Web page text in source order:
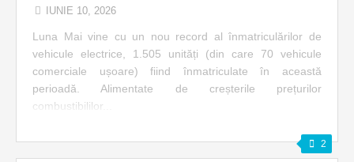
IUNIE 10, 2026
Luna Mai vine cu un nou record al înmatriculărilor de
vehicule electrice, 1.505 unități (din care 70 vehicule
comerciale ușoare) fiind înmatriculate în această
perioadă. Alimentate de creșterile prețurilor
combustibililor...
2